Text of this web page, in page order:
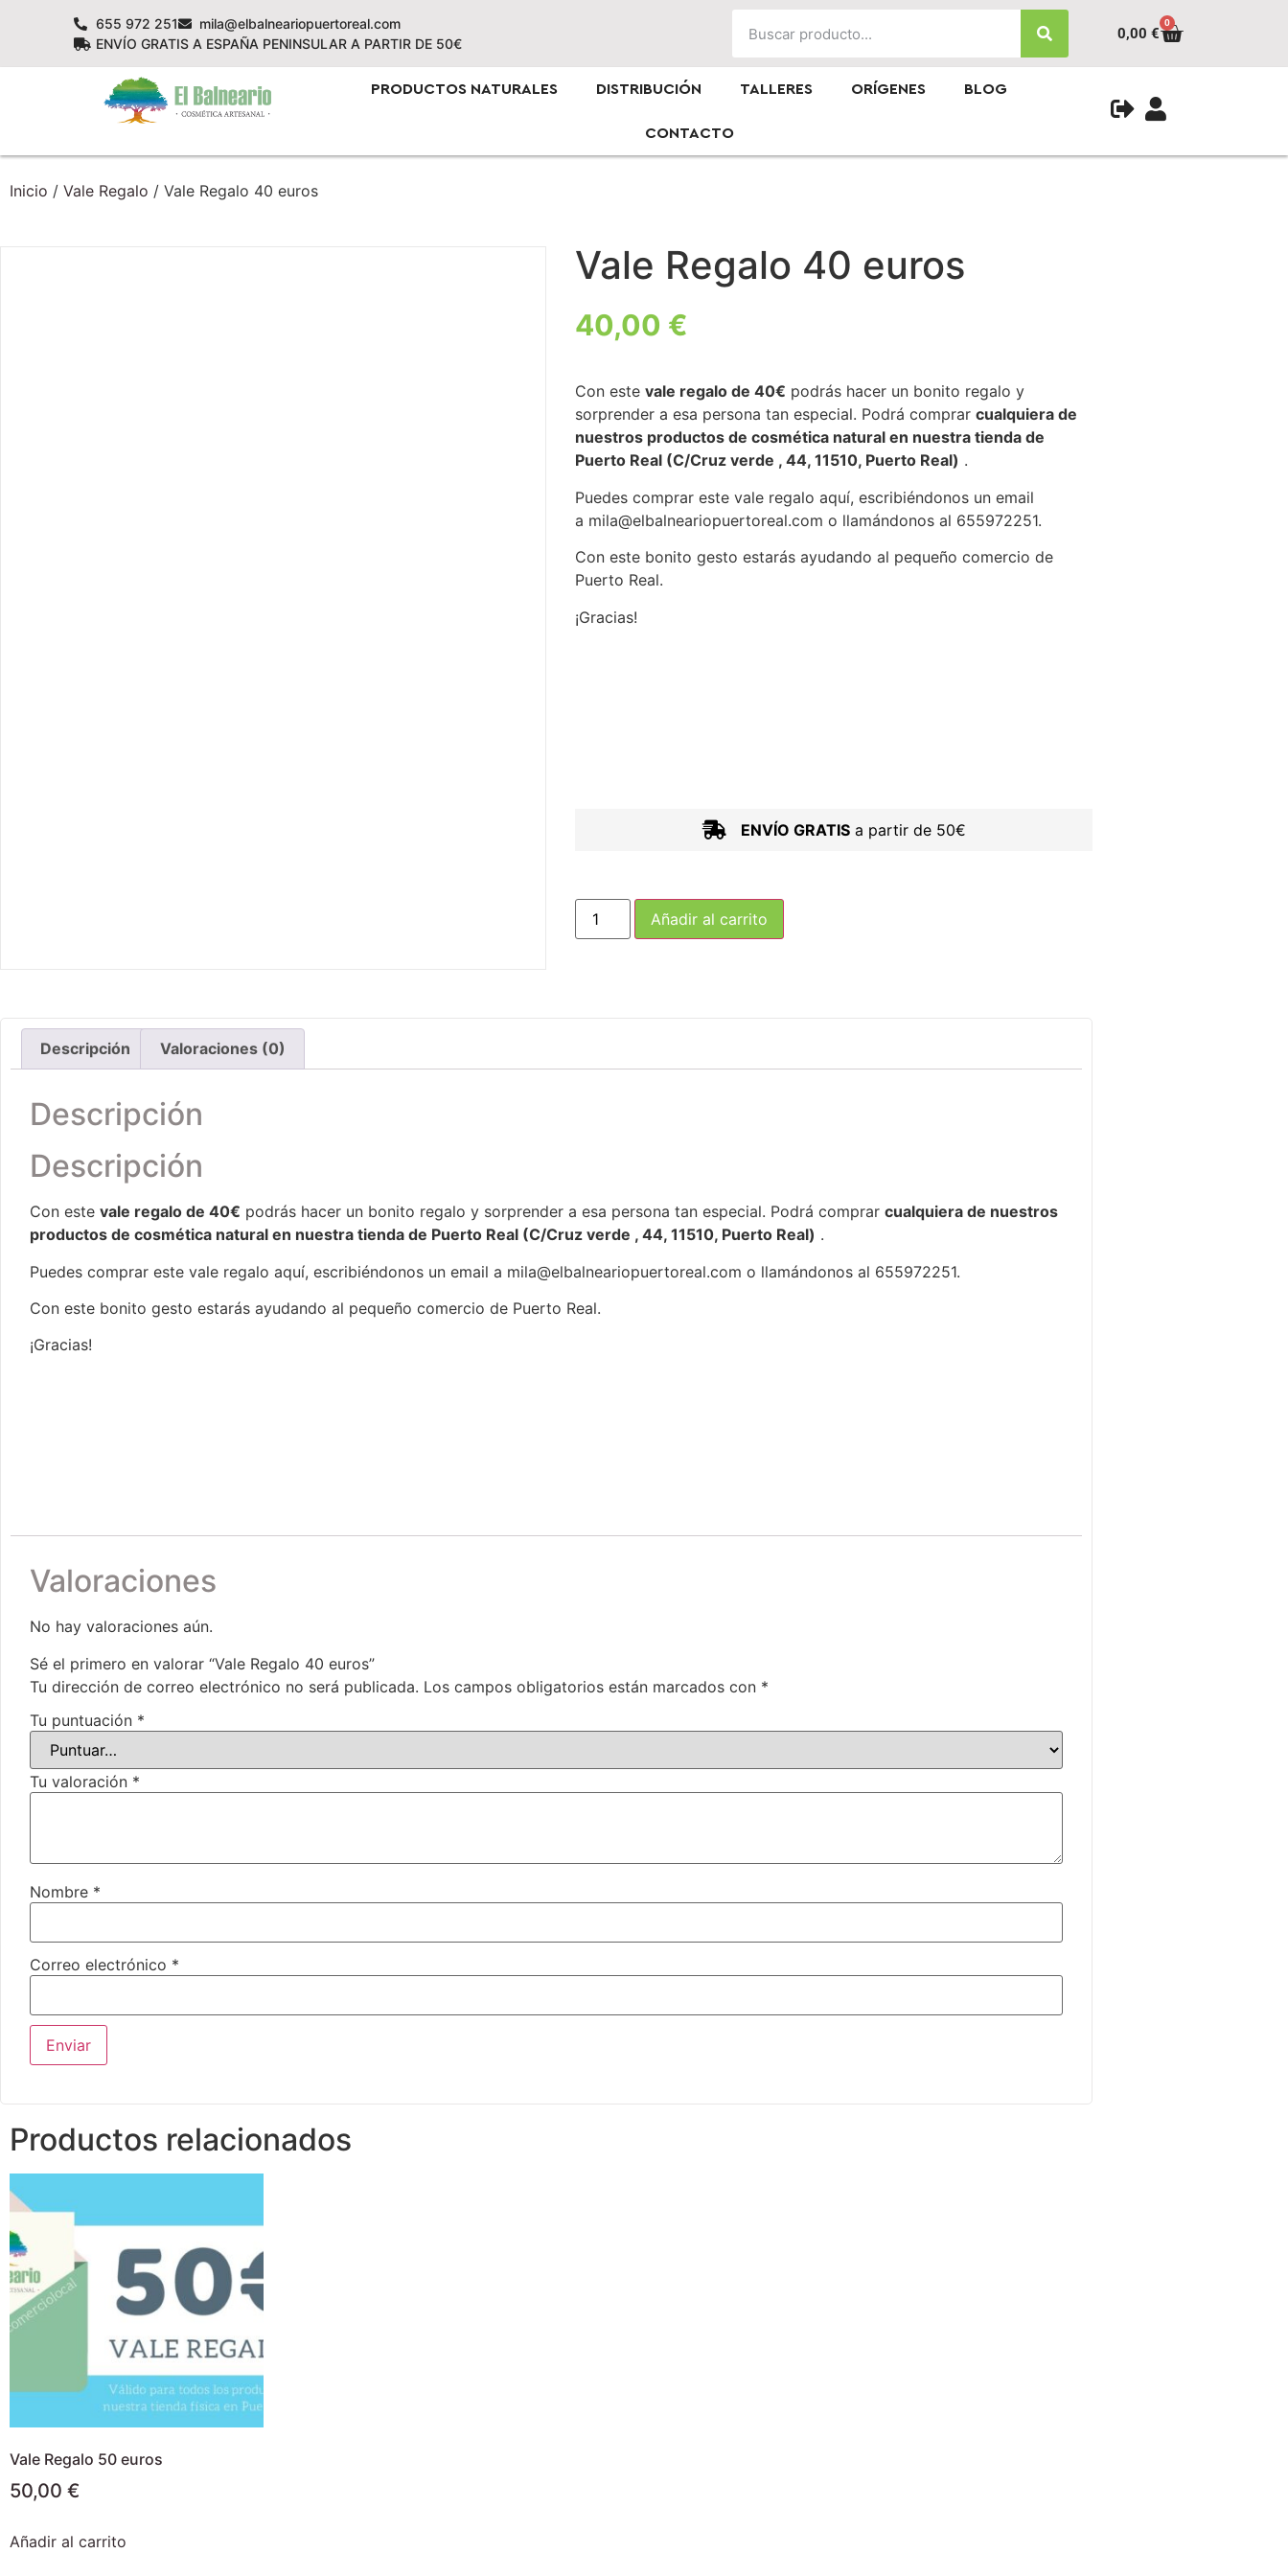
655 972 251
mila@elbalneariopuertoreal.com
ENVÍO GRATIS A ESPAÑA PENINSULAR A PARTIR DE 50€
0,00 €
0
PRODUCTOS NATURALES DISTRIBUCIÓN TALLERES ORÍGENES BLOG
CONTACTO
Inicio / Vale Regalo / Vale Regalo 40 euros
Vale Regalo 40 euros
40,00 €
Con este vale regalo de 40€ podrás hacer un bonito regalo y
sorprender a esa persona tan especial. Podrá comprar cualquiera de
nuestros productos de cosmética natural en nuestra tienda de
Puerto Real (C/Cruz verde , 44, 11510, Puerto Real) .
Puedes comprar este vale regalo aquí, escribiéndonos un email
a mila@elbalneariopuertoreal.com o llamándonos al 655972251.
Con este bonito gesto estarás ayudando al pequeño comercio de
Puerto Real.
¡Gracias!
ENVÍO GRATISa partir de 50€
Añadir al carrito
Descripción Valoraciones (0)
Descripción
Descripción
Con este vale regalo de 40€ podrás hacer un bonito regalo y sorprender a esa persona tan especial. Podrá comprar cualquiera de nuestros
productos de cosmética natural en nuestra tienda de Puerto Real (C/Cruz verde , 44, 11510, Puerto Real) .
Puedes comprar este vale regalo aquí, escribiéndonos un email a mila@elbalneariopuertoreal.com o llamándonos al 655972251.
Con este bonito gesto estarás ayudando al pequeño comercio de Puerto Real.
¡Gracias!
Valoraciones
No hay valoraciones aún.
Sé el primero en valorar “Vale Regalo 40 euros”
Tu dirección de correo electrónico no será publicada. Los campos obligatorios están marcados con *
Tu puntuación *
Tu valoración *
Nombre *
Correo electrónico *
Productos relacionados
Vale Regalo 50 euros
50,00 €
Añadir al carrito